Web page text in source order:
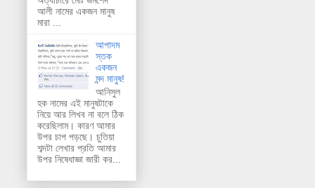
আলী নামের একজন মানুষ
মারা ...
আপাদম
স্তক
একজন
মন্দ মানুষ!
আনিসুল
হক নামের এই মানুষটাকে
নিয়ে আর লিখব না বলে ঠিক
করেছিলাম। কারণ আমার
উপর চাপ পড়ছে। চুতিয়া
শব্দটা লেখার প্রতি আমার
উপর নিষেধাজ্ঞা জারী কর...